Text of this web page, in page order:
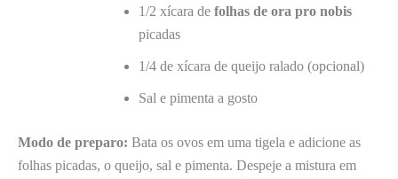
1/2 xícara de folhas de ora pro nobis
picadas
1/4 de xícara de queijo ralado (opcional)
Sal e pimenta a gosto
Modo de preparo: Bata os ovos em uma tigela e adicione as
folhas picadas, o queijo, sal e pimenta. Despeje a mistura em